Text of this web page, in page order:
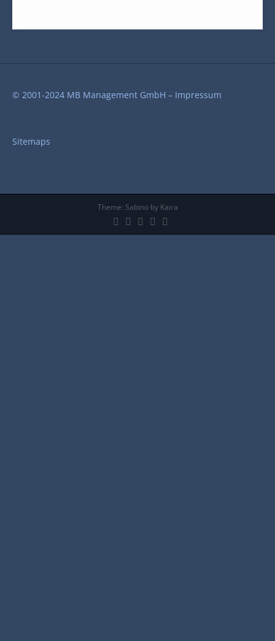
© 2001-2024 MB Management GmbH – Impressum
Sitemaps
Theme: Sabinoby Kaira